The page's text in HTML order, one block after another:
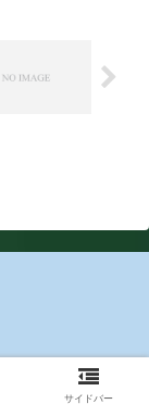
学.
サイドバー